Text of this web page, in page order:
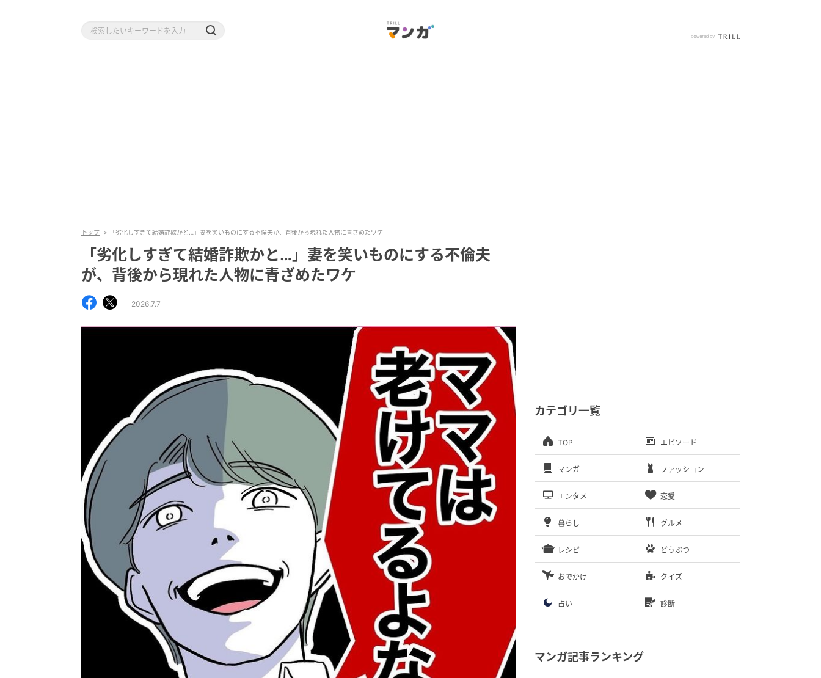
トップ 「劣化しすぎて結婚詐欺かと…」妻を笑いものにする不倫夫が、背後から現れた人物に青ざめたワケ
「劣化しすぎて結婚詐欺かと…」妻を笑いものにする不倫夫
が、背後から現れた人物に青ざめたワケ
2026.7.7
カテゴリ一覧
TOP エピソード
マンガ ファッション
エンタメ 恋愛
暮らし グルメ
レシピ どうぶつ
おでかけ クイズ
占い 診断
マンガ記事ランキング